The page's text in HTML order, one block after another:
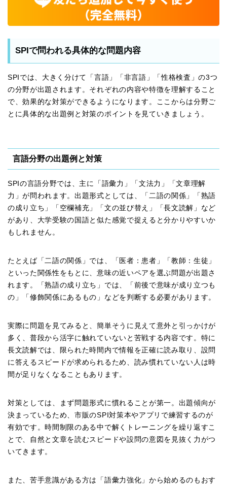
SPIで問われる具体的な問題内容
SPIでは、大きく分けて「言語」「非言語」「性格検査」の3つ
の分野が出題されます。それぞれの内容や特徴を理解すること
で、効果的な対策ができるようになります。ここからは分野ご
とに具体的な出題例と対策のポイントを見ていきましょう。
言語分野の出題例と対策
SPIの言語分野では、主に「語彙力」「文法力」「文章理解
力」が問われます。出題形式としては、「二語の関係」「熟語
の成り立ち」「空欄補充」「文の並び替え」「長文読解」など
があり、大学受験の国語と似た感覚で捉えると分かりやすいか
もしれません。
たとえば「二語の関係」では、「医者：患者」「教師：生徒」
といった関係性をもとに、意味の近いペアを選ぶ問題が出題さ
れます。「熟語の成り立ち」では、「前後で意味が成り立つも
の」「修飾関係にあるもの」などを判断する必要があります。
実際に問題を見てみると、簡単そうに見えて意外と引っかけが
多く、普段から活字に触れていないと苦戦する内容です。特に
長文読解では、限られた時間内で情報を正確に読み取り、設問
に答えるスピードが求められるため、読み慣れていない人は時
間が足りなくなることもあります。
対策としては、まず問題形式に慣れることが第一。出題傾向が
決まっているため、市販のSPI対策本やアプリで練習するのが
有効です。時間制限のある中で解くトレーニングを繰り返すこ
とで、自然と文章を読むスピードや設問の意図を見抜く力がつ
いてきます。
また、苦手意識がある方は「語彙力強化」から始めるのもおす